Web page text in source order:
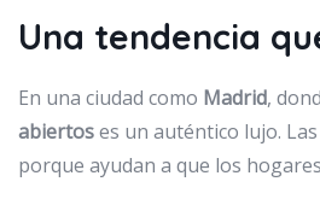
Una tendencia
En una ciudad como Madrid,
abiertoses un auténtico lujo.
porque ayudan a que los